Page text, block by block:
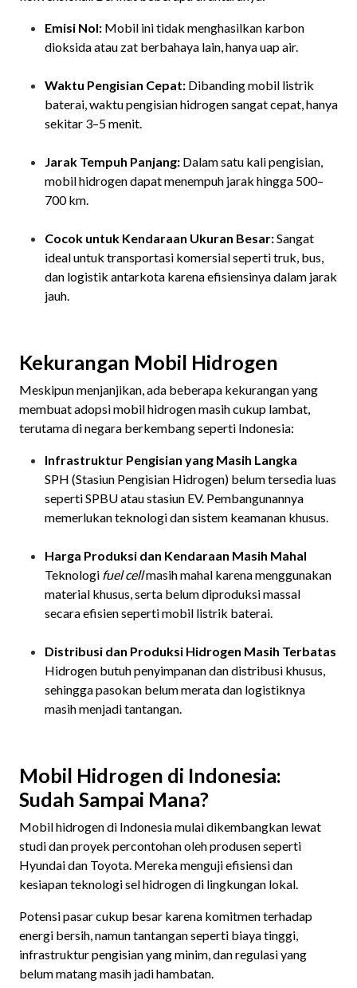
Emisi Nol: Mobil ini tidak menghasilkan karbon
dioksida atau zat berbahaya lain, hanya uap air.
Waktu Pengisian Cepat: Dibanding mobil listrik
baterai, waktu pengisian hidrogen sangat cepat, hanya
sekitar 3–5 menit.
Jarak Tempuh Panjang: Dalam satu kali pengisian,
mobil hidrogen dapat menempuh jarak hingga 500–
700 km.
Cocok untuk Kendaraan Ukuran Besar:Sangat
ideal untuk transportasi komersial seperti truk, bus,
dan logistik antarkota karena efisiensinya dalam jarak
jauh.
Kekurangan Mobil Hidrogen
Meskipun menjanjikan, ada beberapa kekurangan yang
membuat adopsi mobil hidrogen masih cukup lambat,
terutama di negara berkembang seperti Indonesia:
Infrastruktur Pengisian yang Masih Langka
SPH (Stasiun Pengisian Hidrogen) belum tersedia luas
seperti SPBU atau stasiun EV. Pembangunannya
memerlukan teknologi dan sistem keamanan khusus.
Harga Produksi dan Kendaraan Masih Mahal
Teknologi fuel cellmasih mahal karena menggunakan
material khusus, serta belum diproduksi massal
secara efisien seperti mobil listrik baterai.
Distribusi dan Produksi Hidrogen Masih Terbatas
Hidrogen butuh penyimpanan dan distribusi khusus,
sehingga pasokan belum merata dan logistiknya
masih menjadi tantangan.
Mobil Hidrogen di Indonesia:
Sudah Sampai Mana?
Mobil hidrogen di Indonesia mulai dikembangkan lewat
studi dan proyek percontohan oleh produsen seperti
Hyundai dan Toyota. Mereka menguji efisiensi dan
kesiapan teknologi sel hidrogen di lingkungan lokal.
Potensi pasar cukup besar karena komitmen terhadap
energi bersih, namun tantangan seperti biaya tinggi,
infrastruktur pengisian yang minim, dan regulasi yang
belum matang masih jadi hambatan.